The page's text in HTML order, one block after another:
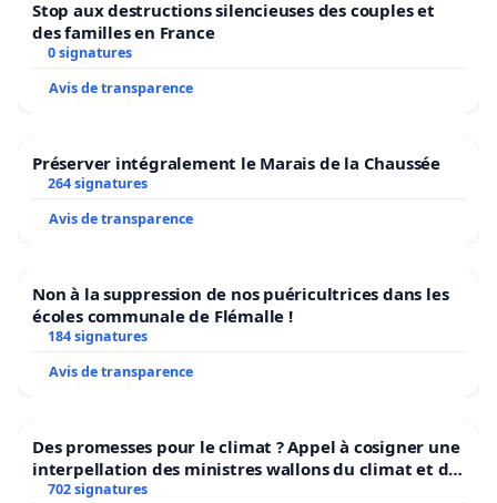
Stop aux destructions silencieuses des couples et
des familles en France
0 signatures
Avis de transparence
Préserver intégralement le Marais de la Chaussée
264 signatures
Avis de transparence
Non à la suppression de nos puéricultrices dans les
écoles communale de Flémalle !
184 signatures
Avis de transparence
Des promesses pour le climat ? Appel à cosigner une
interpellation des ministres wallons du climat et de
l’environnement.
702 signatures